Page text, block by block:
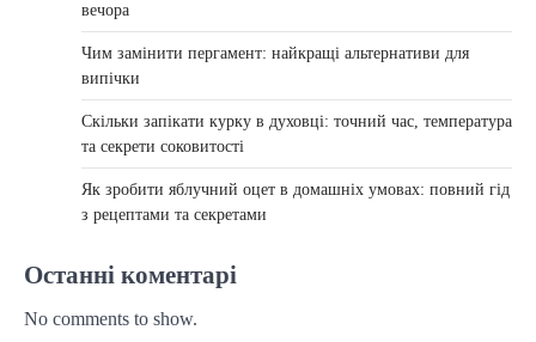
вечора
Чим замінити пергамент: найкращі альтернативи для
випічки
Скільки запікати курку в духовці: точний час, температура
та секрети соковитості
Як зробити яблучний оцет в домашніх умовах: повний гід
з рецептами та секретами
Останні коментарі
No comments to show.